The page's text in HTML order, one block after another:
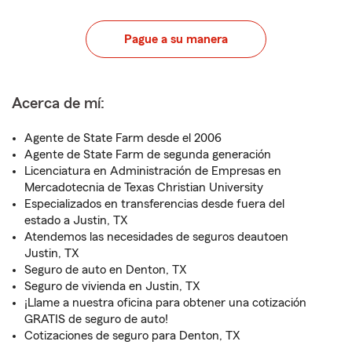
Pague a su manera
Acerca de mí:
Agente de State Farm desde el 2006
Agente de State Farm de segunda generación
Licenciatura en Administración de Empresas en
Mercadotecnia de Texas Christian University
Especializados en transferencias desde fuera del
estado a Justin, TX
Atendemos las necesidades de seguros deautoen
Justin, TX
Seguro de auto en Denton, TX
Seguro de vivienda en Justin, TX
¡Llame a nuestra oficina para obtener una cotización
GRATIS de seguro de auto!
Cotizaciones de seguro para Denton, TX